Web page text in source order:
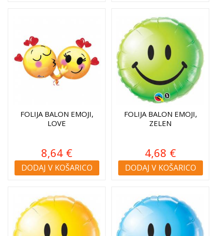
FOLIJA BALON EMOJI,
LOVE
8,64 €
DODAJ V KOŠARICO
FOLIJA BALON EMOJI,
ZELEN
4,68 €
DODAJ V KOŠARICO